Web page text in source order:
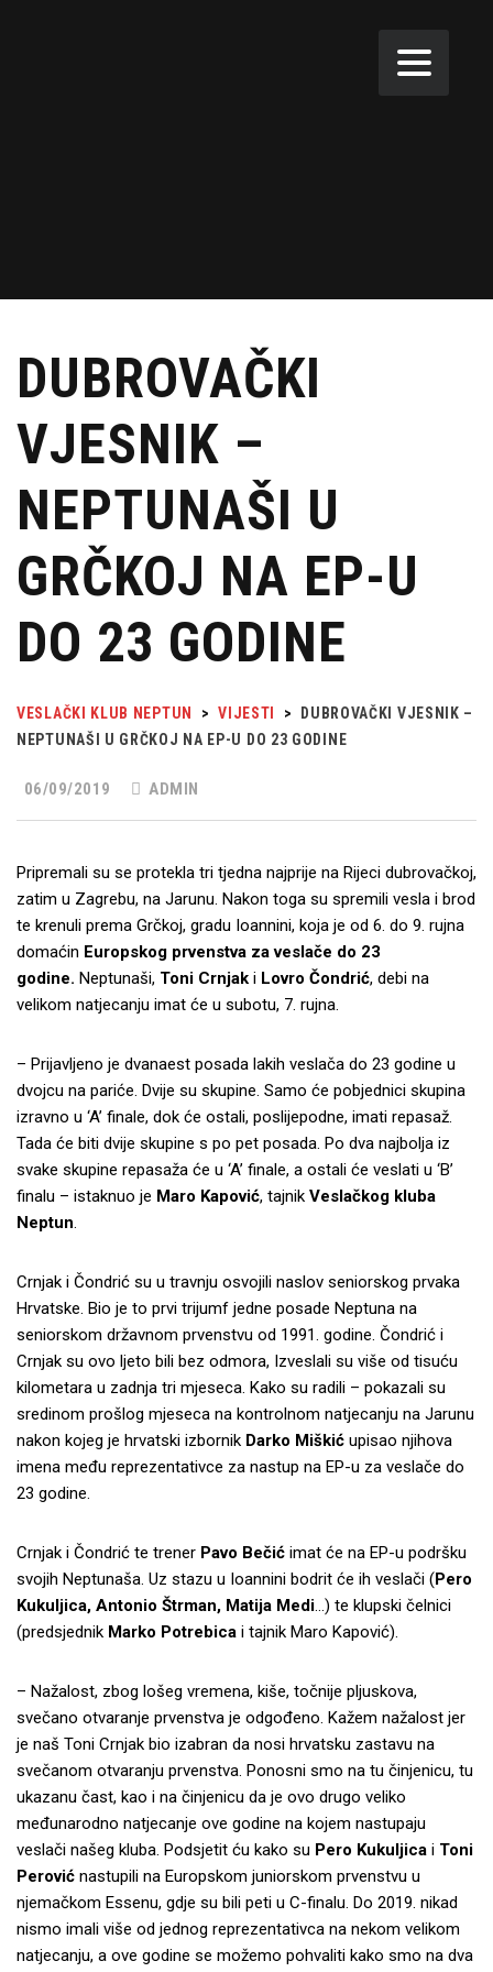
DUBROVAČKI
VJESNIK –
NEPTUNAŠI U
GRČKOJ NA EP-U
DO 23 GODINE
VESLAČKI KLUB NEPTUN > VIJESTI >
DUBROVAČKI VJESNIK –
NEPTUNAŠI U GRČKOJ NA EP-U DO 23 GODINE
06/09/2019 ADMIN
Pripremali su se protekla tri tjedna najprije na Rijeci dubrovačkoj,
zatim u Zagrebu, na Jarunu. Nakon toga su spremili vesla i brod
te krenuli prema Grčkoj, gradu Ioannini, koja je od 6. do 9. rujna
domaćin Europskog prvenstva za veslače do 23
godine. Neptunaši, Toni Crnjak i Lovro Čondrić, debi na
velikom natjecanju imat će u subotu, 7. rujna.
– Prijavljeno je dvanaest posada lakih veslača do 23 godine u
dvojcu na pariće. Dvije su skupine. Samo će pobjednici skupina
izravno u ‘A’ finale, dok će ostali, poslijepodne, imati repasaž.
Tada će biti dvije skupine s po pet posada. Po dva najbolja iz
svake skupine repasaža će u ‘A’ finale, a ostali će veslati u ‘B’
finalu – istaknuo je Maro Kapović, tajnik Veslačkog kluba
Neptun.
Crnjak i Čondrić su u travnju osvojili naslov seniorskog prvaka
Hrvatske. Bio je to prvi trijumf jedne posade Neptuna na
seniorskom državnom prvenstvu od 1991. godine. Čondrić i
Crnjak su ovo ljeto bili bez odmora, Izveslali su više od tisuću
kilometara u zadnja tri mjeseca. Kako su radili – pokazali su
sredinom prošlog mjeseca na kontrolnom natjecanju na Jarunu
nakon kojeg je hrvatski izbornik Darko Miškić upisao njihova
imena među reprezentativce za nastup na EP-u za veslače do
23 godine.
Crnjak i Čondrić te trener Pavo Bečić imat će na EP-u podršku
svojih Neptunaša. Uz stazu u Ioannini bodrit će ih veslači (Pero
Kukuljica, Antonio Štrman, Matija Medi…) te klupski čelnici
(predsjednik Marko Potrebica i tajnik Maro Kapović).
– Nažalost, zbog lošeg vremena, kiše, točnije pljuskova,
svečano otvaranje prvenstva je odgođeno. Kažem nažalost jer
je naš Toni Crnjak bio izabran da nosi hrvatsku zastavu na
svečanom otvaranju prvenstva. Ponosni smo na tu činjenicu, tu
ukazanu čast, kao i na činjenicu da je ovo drugo veliko
međunarodno natjecanje ove godine na kojem nastupaju
veslači našeg kluba. Podsjetit ću kako su Pero Kukuljica i Toni
Perović nastupili na Europskom juniorskom prvenstvu u
njemačkom Essenu, gdje su bili peti u C-finalu. Do 2019. nikad
nismo imali više od jednog reprezentativca na nekom velikom
natjecanju, a ove godine se možemo pohvaliti kako smo na dva